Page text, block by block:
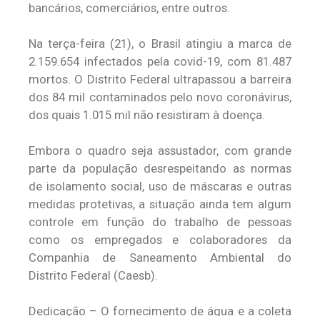
bancários, comerciários, entre outros.
Na terça-feira (21), o Brasil atingiu a marca de
2.159.654 infectados pela covid-19, com 81.487
mortos. O Distrito Federal ultrapassou a barreira
dos 84 mil contaminados pelo novo coronávirus,
dos quais 1.015 mil não resistiram à doença.
Embora o quadro seja assustador, com grande
parte da população desrespeitando as normas
de isolamento social, uso de máscaras e outras
medidas protetivas, a situação ainda tem algum
controle em função do trabalho de pessoas
como os empregados e colaboradores da
Companhia de Saneamento Ambiental do
Distrito Federal (Caesb).
Dedicação – O fornecimento de água e a coleta